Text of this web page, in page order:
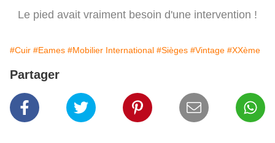
Le pied avait vraiment besoin d'une intervention !
#Cuir #Eames #Mobilier International #Sièges #Vintage #XXème
Partager